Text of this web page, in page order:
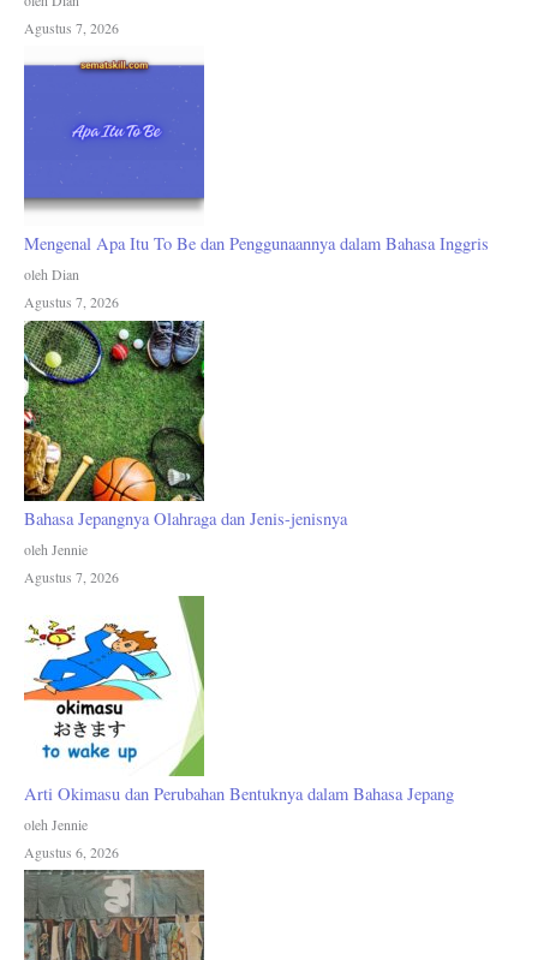
Agustus 7, 2026
Mengenal Apa Itu To Be dan Penggunaannya dalam Bahasa Inggris
oleh Dian
Agustus 7, 2026
Bahasa Jepangnya Olahraga dan Jenis-jenisnya
oleh Jennie
Agustus 7, 2026
Arti Okimasu dan Perubahan Bentuknya dalam Bahasa Jepang
oleh Jennie
Agustus 6, 2026